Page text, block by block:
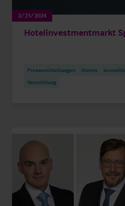
2/21/2024
Hotelinvestmentmarkt
Pressemitteilungen Hotels
Vermittlung